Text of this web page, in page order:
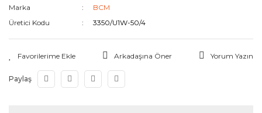
Marka
BCM
Üretici Kodu
3350/U1W-50/4
Arkadaşına Öner Yorum Yazın
Paylaş